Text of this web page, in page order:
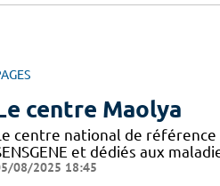
centre Maolya
centre national de référence
et dédiés aux
08/2025 18:45